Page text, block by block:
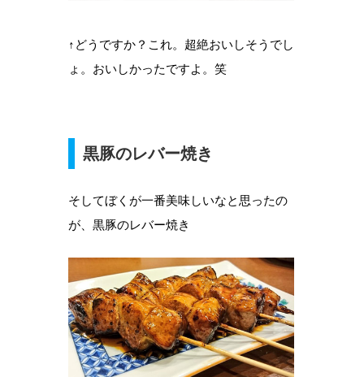
↑どうですか？これ。超絶おいしそうでし
ょ。おいしかったですよ。笑
黒豚のレバー焼き
そしてぼくが一番美味しいなと思ったの
が、黒豚のレバー焼き